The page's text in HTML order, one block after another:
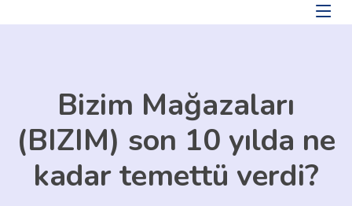
Bizim Mağazaları
(BIZIM) son 10 yılda ne
kadar temettü verdi?